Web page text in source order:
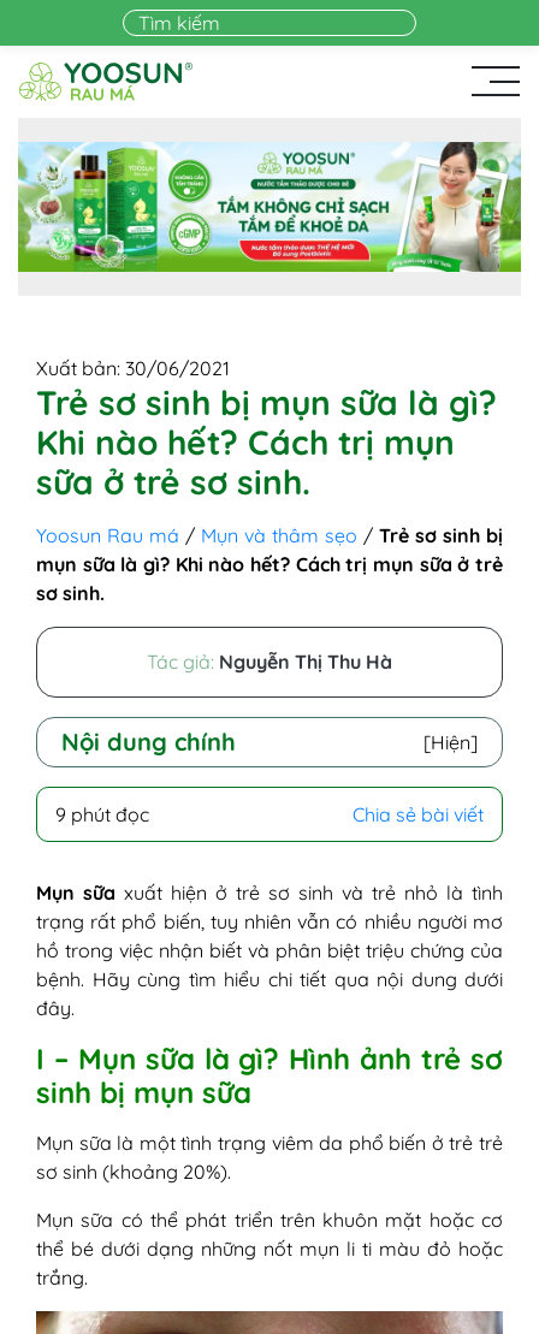
Skip to main content
Xuất bản: 30/06/2021
Trẻ sơ sinh bị mụn sữa là gì?
Khi nào hết? Cách trị mụn
sữa ở trẻ sơ sinh.
Yoosun Rau má / Mụn và thâm sẹo / Trẻ sơ sinh bị
mụn sữa là gì? Khi nào hết? Cách trị mụn sữa ở trẻ
sơ sinh.
Tác giả: Nguyễn Thị Thu Hà
Nội dung chính [Hiện]
mụn sữa
III - Biểu hiện mụn sữa ở trẻ sơ sinh
IV - Vị trí mụn sữa hay mọc ở trẻ sơ sinh
V - Trẻ sơ sinh bị mụn sữa tắm lá gì?
VI - Trẻ sơ sinh bị mụn sữa phải làm sao?
nhiên
2. Thuốc bôi trị mụn sữa cho trẻ sơ
3. Kem trị mụn sữa cho trẻ sơ sinh
VII - Những thắc mắc thường gặp khi trẻ bị
1. Mụn sữa ở trẻ sơ sinh khi nào hết?
2. Mụn sữa có ngứa không?
nào?
9 phút đọc Chia sẻ bài viết
Mụn sữa xuất hiện ở trẻ sơ sinh và trẻ nhỏ là tình
trạng rất phổ biến, tuy nhiên vẫn có nhiều người mơ
hồ trong việc nhận biết và phân biệt triệu chứng của
bệnh. Hãy cùng tìm hiểu chi tiết qua nội dung dưới
đây.
I – Mụn sữa là gì? Hình ảnh trẻ sơ
sinh bị mụn sữa
Mụn sữa là một tình trạng viêm da phổ biến ở trẻ trẻ
sơ sinh (khoảng 20%).
Mụn sữa có thể phát triển trên khuôn mặt hoặc cơ
thể bé dưới dạng những nốt mụn li ti màu đỏ hoặc
trắng.